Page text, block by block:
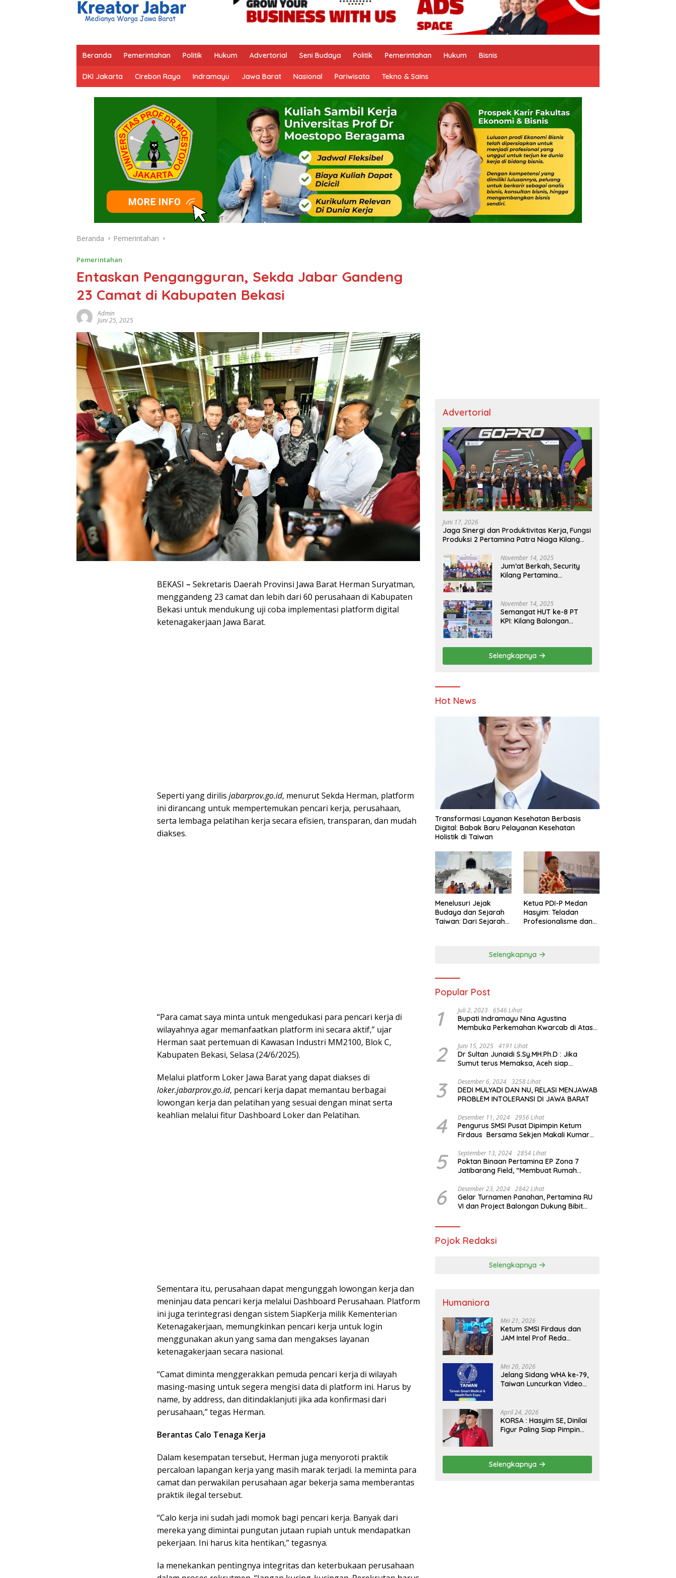
Beranda Pemerintahan Politik Hukum Advertorial Seni Budaya Politik Pemerintahan Hukum Bisnis
DKI Jakarta Cirebon Raya Indramayu Jawa Barat Nasional Pariwisata Tekno & Sains
Beranda Pemerintahan
Pemerintahan
Entaskan Pengangguran, Sekda Jabar Gandeng
23 Camat di Kabupaten Bekasi
Admin
Juni 25, 2025
BEKASI – Sekretaris Daerah Provinsi Jawa Barat Herman Suryatman,
menggandeng 23 camat dan lebih dari 60 perusahaan di Kabupaten
Bekasi untuk mendukung uji coba implementasi platform digital
ketenagakerjaan Jawa Barat.
Seperti yang dirilis jabarprov.go.id, menurut Sekda Herman, platform
ini dirancang untuk mempertemukan pencari kerja, perusahaan,
serta lembaga pelatihan kerja secara efisien, transparan, dan mudah
diakses.
“Para camat saya minta untuk mengedukasi para pencari kerja di
wilayahnya agar memanfaatkan platform ini secara aktif,” ujar
Herman saat pertemuan di Kawasan Industri MM2100, Blok C,
Kabupaten Bekasi, Selasa (24/6/2025).
Melalui platform Loker Jawa Barat yang dapat diakses di
loker.jabarprov.go.id, pencari kerja dapat memantau berbagai
lowongan kerja dan pelatihan yang sesuai dengan minat serta
keahlian melalui fitur Dashboard Loker dan Pelatihan.
Sementara itu, perusahaan dapat mengunggah lowongan kerja dan
meninjau data pencari kerja melalui Dashboard Perusahaan. Platform
ini juga terintegrasi dengan sistem SiapKerja milik Kementerian
Ketenagakerjaan, memungkinkan pencari kerja untuk login
menggunakan akun yang sama dan mengakses layanan
ketenagakerjaan secara nasional.
“Camat diminta menggerakkan pemuda pencari kerja di wilayah
masing-masing untuk segera mengisi data di platform ini. Harus by
name, by address, dan ditindaklanjuti jika ada konfirmasi dari
perusahaan,” tegas Herman.
Berantas Calo Tenaga Kerja
Dalam kesempatan tersebut, Herman juga menyoroti praktik
percaloan lapangan kerja yang masih marak terjadi. Ia meminta para
camat dan perwakilan perusahaan agar bekerja sama memberantas
praktik ilegal tersebut.
“Calo kerja ini sudah jadi momok bagi pencari kerja. Banyak dari
mereka yang dimintai pungutan jutaan rupiah untuk mendapatkan
pekerjaan. Ini harus kita hentikan,” tegasnya.
Ia menekankan pentingnya integritas dan keterbukaan perusahaan
Advertorial
Juni 17, 2026
Jaga Sinergi dan Produktivitas Kerja, Fungsi
Produksi 2 Pertamina Patra Niaga Kilang
November 14, 2025
Jum’at Berkah, Security
Kilang Pertamina
November 14, 2025
Semangat HUT ke-8 PT
KPI: Kilang Balongan
Berbagi Bersama
Penyandang Disabilitas
dan Yayasan Pendidikan
Selengkapnya
Hot News
Transformasi Layanan Kesehatan Berbasis
Digital: Babak Baru Pelayanan Kesehatan
Holistik di Taiwan
Menelusuri Jejak
Budaya dan Sejarah
Taiwan: Dari Sejarah
Sejarah Chiang Kai-
Ketua PDI-P Medan
Hasyim: Teladan
Profesionalisme dan
Selengkapnya
Popular Post
1 Juli 2, 2023 6546 Lihat
Bupati Indramayu Nina Agustina
Membuka Perkemahan Kwarcab di Atas
2 Juni 15, 2025 4191 Lihat
Dr Sultan Junaidi S.Sy.MH.Ph.D : Jika
Sumut terus Memaksa, Aceh siap
Internasional
3 Desember 6, 2024 3258 Lihat
DEDI MULYADI DAN NU, RELASI MENJAWAB
PROBLEM INTOLERANSI DI JAWA BARAT
4 Desember 11, 2024 2956 Lihat
Pengurus SMSI Pusat Dipimpin Ketum
Firdaus Bersama Sekjen Makali Kumar
Yusuf
5 September 13, 2024 2854 Lihat
Poktan Binaan Pertamina EP Zona 7
Jatibarang Field, “Membuat Rumah
Tikus
6 Desember 23, 2024 2842 Lihat
Gelar Turnamen Panahan, Pertamina RU
VI dan Project Balongan Dukung Bibit
Pojok Redaksi
Selengkapnya
Humaniora
Mei 21, 2026
Ketum SMSI Firdaus dan
JAM Intel Prof Reda
SMSI Sukseskan Jaga
Desa dan Jaga Dapur
MBG, Perkuat Pengawasan
Mei 20, 2026
Jelang Sidang WHA ke-79,
Taiwan Luncurkan Video
Inovasi Kesehatan Global
April 24, 2026
KORSA : Hasyim SE, Dinilai
Figur Paling Siap Pimpin
Selengkapnya